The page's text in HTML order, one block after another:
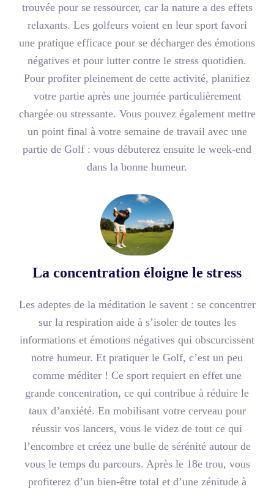
trouvée pour se ressourcer, car la nature a des effets
relaxants. Les golfeurs voient en leur sport favori
une pratique efficace pour se décharger des émotions
négatives et pour lutter contre le stress quotidien.
Pour profiter pleinement de cette activité, planifiez
votre partie après une journée particulièrement
chargée ou stressante. Vous pouvez également mettre
un point final à votre semaine de travail avec une
partie de Golf : vous débuterez ensuite le week-end
dans la bonne humeur.
La concentration éloigne le stress
Les adeptes de la méditation le savent : se concentrer
sur la respiration aide à s’isoler de toutes les
informations et émotions négatives qui obscurcissent
notre humeur. Et pratiquer le Golf, c’est un peu
comme méditer ! Ce sport requiert en effet une
grande concentration, ce qui contribue à réduire le
taux d’anxiété. En mobilisant votre cerveau pour
réussir vos lancers, vous le videz de tout ce qui
l’encombre et créez une bulle de sérénité autour de
vous le temps du parcours. Après le 18e trou, vous
profiterez d’un bien-être total et d’une zénitude à